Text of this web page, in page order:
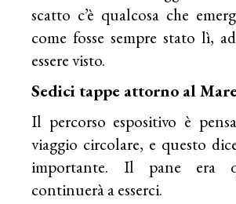
scatto c’è qualcosa che
come fosse sempre stato lì,
essere visto.
Sedici tappe attorno al
Il percorso espositivo è
viaggio circolare, e questo
importante. Il pane era
continuerà a esserci.